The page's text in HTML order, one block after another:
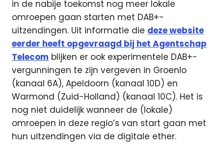
in de nabije toekomst nog meer lokale
omroepen gaan starten met DAB+-
uitzendingen. Uit informatie die deze website
eerder heeft opgevraagd bij het Agentschap
Telecom blijken er ook experimentele DAB+-
vergunningen te zijn vergeven in Groenlo
(kanaal 6A), Apeldoorn (kanaal 10D) en
Warmond (Zuid-Holland) (kanaal 10C). Het is
nog niet duidelijk wanneer de (lokale)
omroepen in deze regio’s van start gaan met
hun uitzendingen via de digitale ether.